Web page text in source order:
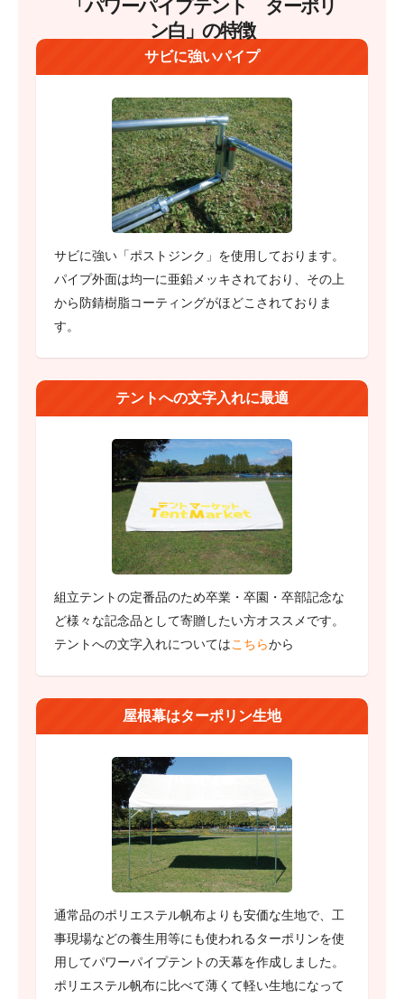
「パワーパイプテント ターポリ
ン白」の特徴
サビに強いパイプ
サビに強い「ポストジンク」を使用しております。
パイプ外面は均一に亜鉛メッキされており、その上
から防錆樹脂コーティングがほどこされておりま
す。
テントへの文字入れに最適
組立テントの定番品のため卒業・卒園・卒部記念な
ど様々な記念品として寄贈したい方オススメです。
テントへの文字入れについてはこちらから
屋根幕はターポリン生地
通常品のポリエステル帆布よりも安価な生地で、工
事現場などの養生用等にも使われるターポリンを使
用してパワーパイプテントの天幕を作成しました。
ポリエステル帆布に比べて薄くて軽い生地になって